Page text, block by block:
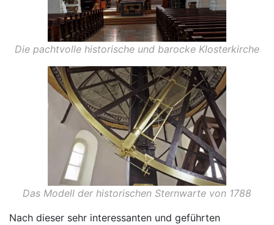
Die pachtvolle historische und barocke Klosterkirche
Das Modell der historischen Sternwarte von 1788
Nach dieser sehr interessanten und geführten